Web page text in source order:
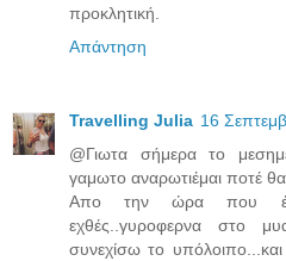
προκλητική.
Απάντηση
Travelling Julia 16
@Γιωτα σήμερα το
γαμωτο αναρωτιέμαι ποτέ θα
Απο την ώρα που
εχθές..γυροφερνα στο
συνεχίσω το